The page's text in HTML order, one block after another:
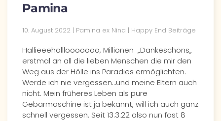
Pamina
10. August 2022 | Pamina ex Nina | Happy End Beiträge
Hallieeehalllooooooo, Millionen „Dankeschöns„
erstmal an all die lieben Menschen die mir den
Weg aus der Hölle ins Paradies ermöglichten.
Werde ich nie vergessen…und meine Eltern auch
nicht. Mein früheres Leben als pure
Gebärmaschine ist ja bekannt, will ich auch ganz
schnell vergessen. Seit 13.3.22 also nun fast 8